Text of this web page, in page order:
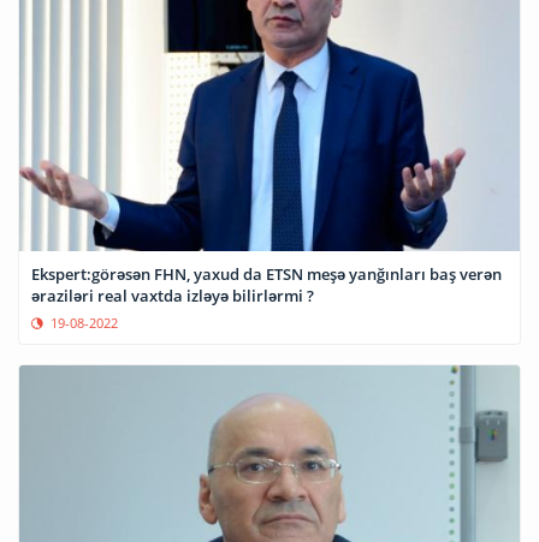
Ekspert:görəsən FHN, yaxud da ETSN meşə yanğınları baş verən
əraziləri real vaxtda izləyə bilirlərmi ?
19-08-2022